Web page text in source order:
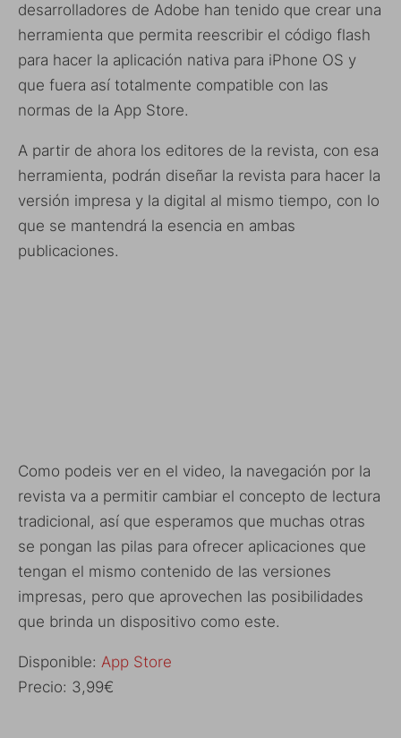
desarrolladores de Adobe han tenido que crear una
herramienta que permita reescribir el código flash
para hacer la aplicación nativa para iPhone OS y
que fuera así totalmente compatible con las
normas de la App Store.
A partir de ahora los editores de la revista, con esa
herramienta, podrán diseñar la revista para hacer la
versión impresa y la digital al mismo tiempo, con lo
que se mantendrá la esencia en ambas
publicaciones.
Como podeis ver en el video, la navegación por la
revista va a permitir cambiar el concepto de lectura
tradicional, así que esperamos que muchas otras
se pongan las pilas para ofrecer aplicaciones que
tengan el mismo contenido de las versiones
impresas, pero que aprovechen las posibilidades
que brinda un dispositivo como este.
Disponible: App Store
Precio: 3,99€